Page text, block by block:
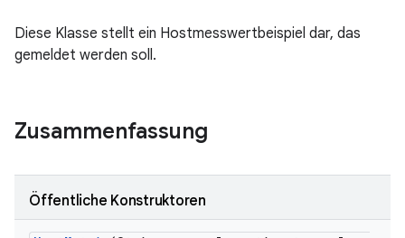
Diese Klasse stellt ein Hostmesswertbeispiel dar, das
gemeldet werden soll.
Zusammenfassung
Öffentliche Konstruktoren